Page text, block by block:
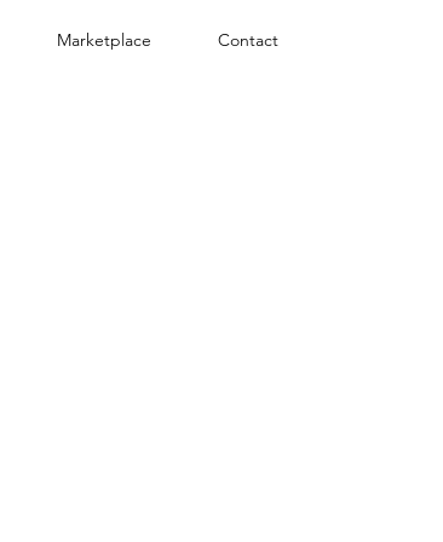
Marketplace Contact